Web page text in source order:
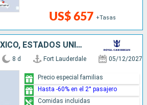
US$ 657 +Tasas
HAITI, JAMAICA, MÉXICO, ESTADOS UNIDOS
8 d Fort Lauderdale 05/12/2027
Precio especial familias
Hasta -60% en el 2° pasajero
Comidas incluidas